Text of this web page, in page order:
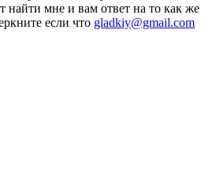
найти мне и вам ответ на то как же
если что gladkiy@gmail.com